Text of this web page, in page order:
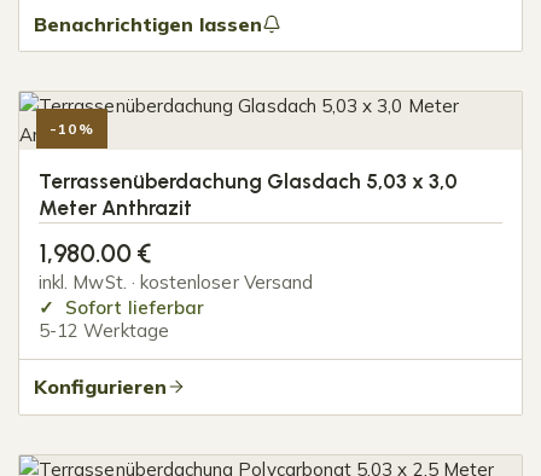
Benachrichtigen lassen
-10%
Terrassenüberdachung Glasdach 5,03 x 3,0
Meter Anthrazit
1,980.00 €
inkl. MwSt. · kostenloser Versand
Sofort lieferbar
5-12 Werktage
Konfigurieren